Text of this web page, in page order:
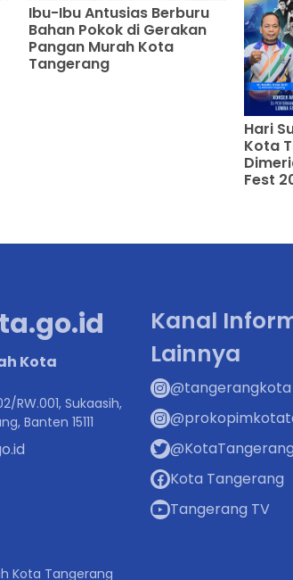
Ibu-Ibu Antusias Berburu
Bahan Pokok di Gerakan
Pangan Murah Kota
Tangerang
Hari
Kota
Fest
Kota
RW.001, Sukaasih,
Banten 15111
Kanal
Lainnya
@tangerangkota
@KotaTangerang
Kota Tangerang
Tangerang TV
Kota Tangerang